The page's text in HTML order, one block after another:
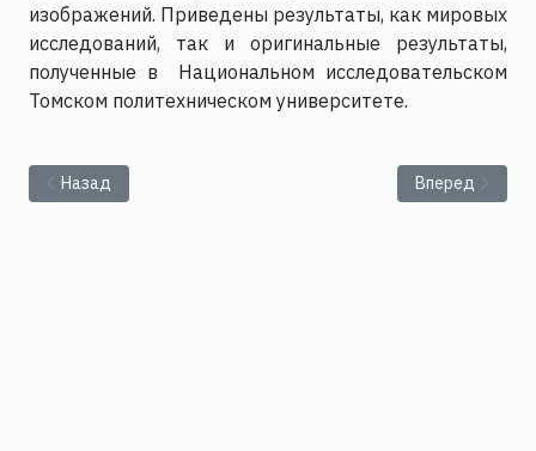
изображений. Приведены результаты, как мировых
исследований, так и оригинальные результаты,
полученные в Национальном исследовательском
Томском политехническом университете.
Предыдущий: Представление диссертации Савельевой Н.В.
Назад Следующий:
Вперед